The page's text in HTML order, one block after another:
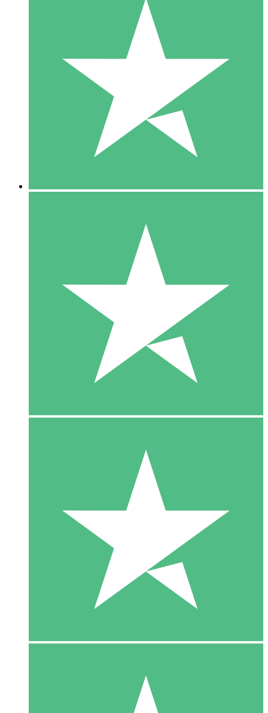
Pacchetti di Crediti Individuali
Paga a consumo con crediti di download. Nessun impegno
1 Download
10
US$1500
10 Download
20